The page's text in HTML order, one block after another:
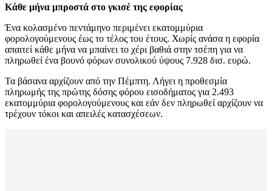
Κάθε μήνα μπροστά στο γκισέ της εφορίας
Ένα κολασμένο πεντάμηνο περιμένει εκατομμύρια
φορολογούμενους έως το τέλος του έτους. Χωρίς ανάσα η εφορία
απαιτεί κάθε μήνα να μπαίνει το χέρι βαθιά στην τσέπη για να
πληρωθεί ένα βουνό φόρων συνολικού ύψους 7.928 δισ. ευρώ.
Τα βάσανα αρχίζουν από την Πέμπτη. Λήγει η προθεσμία
πληρωμής της πρώτης δόσης φόρου εισοδήματος για 2.493
εκατομμύρια φορολογούμενους και εάν δεν πληρωθεί αρχίζουν να
τρέχουν τόκοι και απειλές κατασχέσεων.